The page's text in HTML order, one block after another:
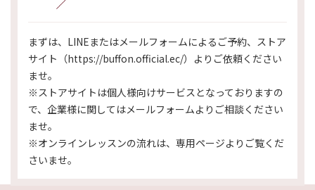
まずは、LINEまたはメールフォームによるご予約、ストア
サイト（https://buffon.official.ec/）よりご依頼ください
ませ。
※ストアサイトは個人様向けサービスとなっておりますの
で、企業様に関してはメールフォームよりご相談ください
ませ。
※オンラインレッスンの流れは、 専用ページよりご覧くだ
さいませ。